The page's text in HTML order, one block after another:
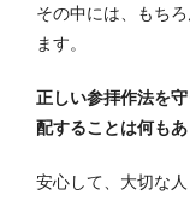
その中には、もち
ます。
正しい参拝作法を
配することは何も
安心して、大切な